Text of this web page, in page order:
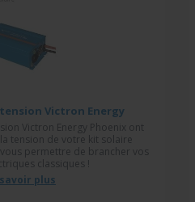
Victron Energy
Victron Energy Phoenix ont
tension de votre kit solaire
permettre de brancher vos
classiques !
plus